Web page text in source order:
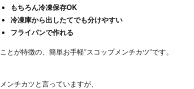
もちろん冷凍保存OK
冷凍庫から出したてでも分けやすい
フライパンで作れる
ことが特徴の、簡単お手軽”スコップメンチカツ”です。
メンチカツと言っていますが、